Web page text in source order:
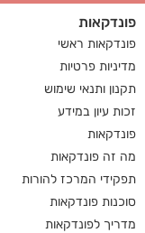
פונדקאות
פונדקאות ראשי
מדיניות פרטיות
תקנון ותנאי שימוש
זכות עיון במידע
פונדקאות
מה זה פונדקאות
תפקידי המרכז להורות
סוכנות פונדקאות
מדריך לפונדקאות